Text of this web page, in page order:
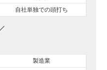
自社単独での頭打ち
製造業